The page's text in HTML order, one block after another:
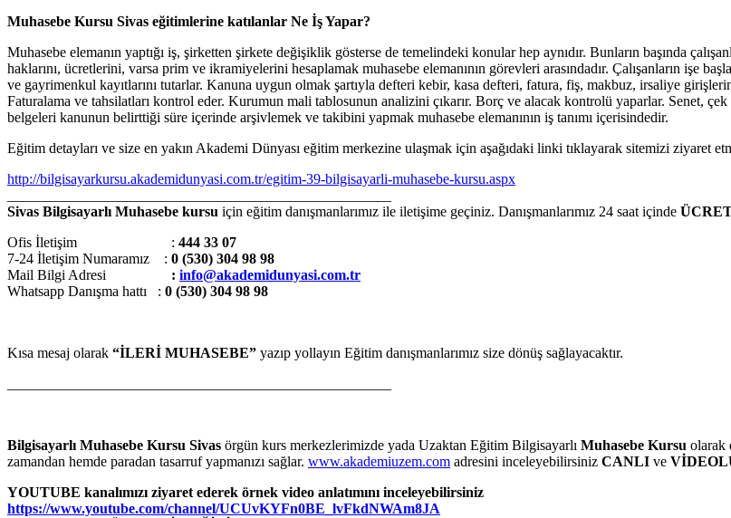
Muhasebe Kursu Sivas eğitimlerine katılanlar Ne İş Yapar?
Muhasebe elemanın yaptığı iş, şirketten şirkete değişiklik gösterse de temelindeki konular hep aynıdır. Bunların başında
haklarını, ücretlerini, varsa prim ve ikramiyelerini hesaplamak muhasebe elemanının görevleri arasındadır. Çalışanların işe
ve gayrimenkul kayıtlarını tutarlar. Kanuna uygun olmak şartıyla defteri kebir, kasa defteri, fatura, fiş, makbuz, irsaliye
Faturalama ve tahsilatları kontrol eder. Kurumun mali tablosunun analizini çıkarır. Borç ve alacak kontrolü yaparlar. Senet,
belgeleri kanunun belirttiği süre içerinde arşivlemek ve takibini yapmak muhasebe elemanının iş tanımı içerisindedir.
Eğitim detayları ve size en yakın Akademi Dünyası eğitim merkezine ulaşmak için aşağıdaki linki tıklayarak sitemizi ziyaret
http://bilgisayarkursu.akademidunyasi.com.tr/egitim-39-bilgisayarli-muhasebe-kursu.aspx
Sivas Bilgisayarlı Muhasebe kursu için eğitim danışmanlarımız ile iletişime geçiniz. Danışmanlarımız 24 saat içinde
Ofis İletişim : 444 33 07
7-24 İletişim Numaramız : 0 (530) 304 98 98
Mail Bilgi Adresi
: info@akademidunyasi.com.tr
Whatsapp Danışma hattı
: 0 (530) 304 98 98
Kısa mesaj olarak “İLERİ MUHASEBE” yazıp yollayın Eğitim danışmanlarımız size dönüş sağlayacaktır.
Bilgisayarlı Muhasebe Kursu Sivas örgün kurs merkezlerimizde yada Uzaktan Eğitim Bilgisayarlı Muhasebe Kursu olarak
zamandan hemde paradan tasarruf yapmanızı sağlar. www.akademiuzem.com adresini inceleyebilirsiniz CANLI ve
YOUTUBE kanalımızı ziyaret ederek örnek video anlatımını inceleyebilirsiniz
https://www.youtube.com/channel/UCUvKYFn0BE_lvFkdNWAm8JA